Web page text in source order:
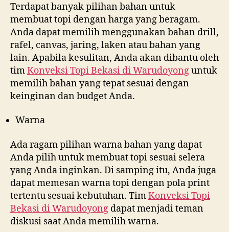
Terdapat banyak pilihan bahan untuk
membuat topi dengan harga yang beragam.
Anda dapat memilih menggunakan bahan drill,
rafel, canvas, jaring, laken atau bahan yang
lain. Apabila kesulitan, Anda akan dibantu oleh
timKonveksi Topi Bekasi diWarudoyonguntuk
memilih bahan yang tepat sesuai dengan
keinginan dan budget Anda.
Warna
Ada ragam pilihan warna bahan yang dapat
Anda pilih untuk membuat topi sesuai selera
yang Anda inginkan. Di samping itu, Anda juga
dapat memesan warna topi dengan pola print
tertentu sesuai kebutuhan. TimKonveksi Topi
Bekasi diWarudoyong dapat menjadi teman
diskusi saat Anda memilih warna.